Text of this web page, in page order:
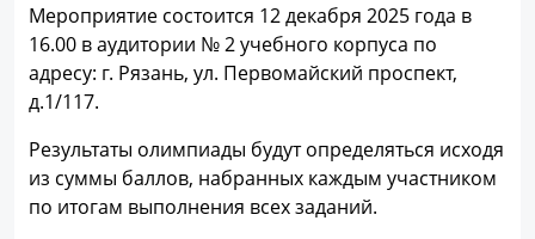
Мероприятие состоится 12 декабря 2025 года в
16.00 в аудитории № 2 учебного корпуса по
адресу: г. Рязань, ул. Первомайский проспект,
д.1/117.
Результаты олимпиады будут определяться исходя
из суммы баллов, набранных каждым участником
по итогам выполнения всех заданий.